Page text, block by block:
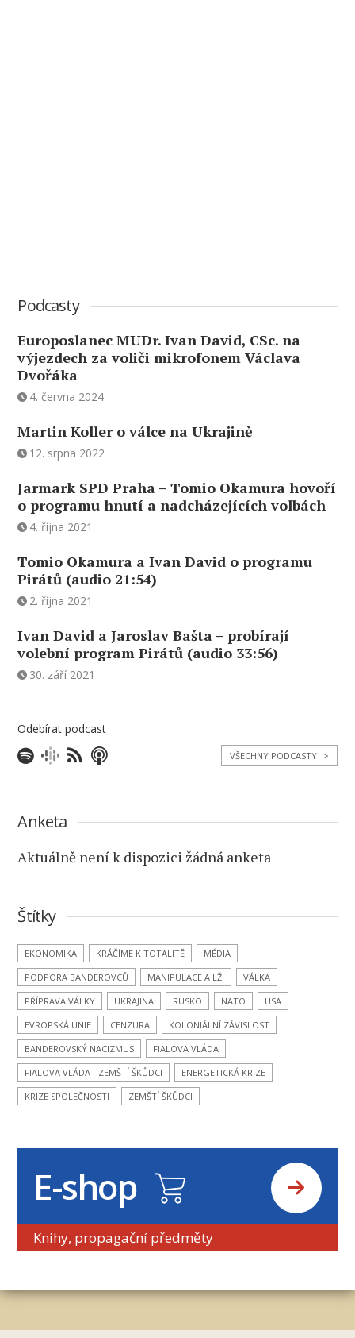
Podcasty
Europoslanec MUDr. Ivan David, CSc. na
výjezdech za voliči mikrofonem Václava
Dvořáka
4. června 2024
Martin Koller o válce na Ukrajině
12. srpna 2022
Jarmark SPD Praha – Tomio Okamura hovoří
o programu hnutí a nadcházejících volbách
4. října 2021
Tomio Okamura a Ivan David o programu
Pirátů (audio 21:54)
2. října 2021
Ivan David a Jaroslav Bašta – probírají
volební program Pirátů (audio 33:56)
30. září 2021
Odebírat podcast
VŠECHNY PODCASTY >
Anketa
Aktuálně není k dispozici žádná anketa
Štítky
EKONOMIKA KRÁČÍME K TOTALITĚ
MÉDIA
PODPORA BANDEROVCŮ
MANIPULACE A LŽI
VÁLKA
PŘÍPRAVA VÁLKY
UKRAJINA RUSKO NATO
USA
EVROPSKÁ UNIE
CENZURA
KOLONIÁLNÍ ZÁVISLOST
BANDEROVSKÝ NACIZMUS
FIALOVA VLÁDA
FIALOVA VLÁDA - ZEMŠTÍ ŠKŮDCI
ENERGETICKÁ KRIZE
KRIZE SPOLEČNOSTI
ZEMŠTÍ ŠKŮDCI
E-shop
Knihy, propagační předměty